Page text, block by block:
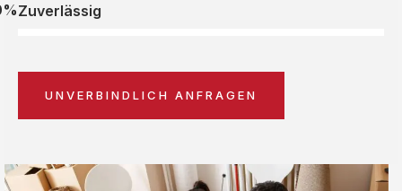
Zuverlässig
UNVERBINDLICH ANFRAGEN